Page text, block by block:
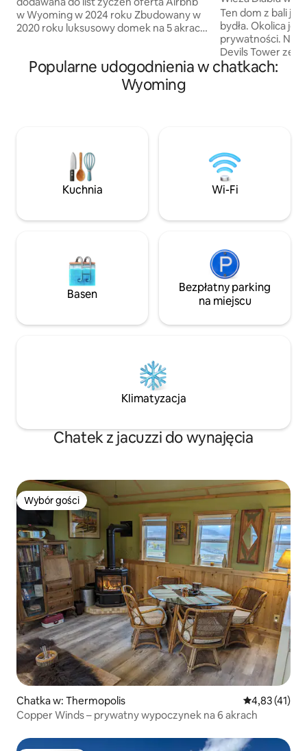
w Wyoming w 2024 roku Zbudowany w
2020 roku luksusowy domek na 5 akrach.
Byway! Rozkoszuj się widokami na góry,
oknami od podłogi do sufitu, okazałym
kamiennym kominkiem, szafkami
w piersiach piękno – a może nawet uda
Ci się zobaczyć dzikie zwierzęta! East
Gate otwiera się 2 maja 2026 roku!
Projekt domku jest chroniony prawem
Ten dom z bali
bydła. Okolica
prywatności. Niesamowity widok na
Devils Tower ze
Zajęcia na
ciesz się
dni. Wszystkie
zatwierdzone
Twoim pobytem,
Popularne udogodnienia w chatkach:
Wyoming
Kuchnia Wi-Fi
Basen
Bezpłatny parking
na miejscu
Klimatyzacja
Chatek z jacuzzi do wynajęcia
Wybór gości
Wybór gości
Chatka w: Thermopolis Średnia
4,83 (41)
Copper Winds – prywatny wypoczynek na 6 akrach